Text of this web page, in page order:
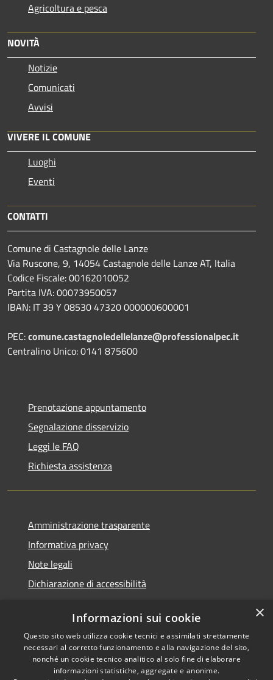
Agricoltura e pesca
NOVITÀ
Notizie
Comunicati
Avvisi
VIVERE IL COMUNE
Luoghi
Eventi
CONTATTI
Comune di Castagnole delle Lanze
Via Ruscone, 9, 14054 Castagnole delle Lanze AT, Italia
Codice Fiscale: 00162010052
Partita IVA: 00073950057
IBAN: IT 39 Y 08530 47320 000000600001
PEC:comune.castagnoledellelanze@professionalpec.it
Centralino Unico: 0141 875600
Prenotazione appuntamento
Segnalazione disservizio
Leggi le FAQ
Richiesta assistenza
Amministrazione trasparente
Informativa privacy
Note legali
Dichiarazione di accessibilità
RSS
Accessibilità
Comune convenzionato
Astigov
×
Informazioni sui cookie
Questo sito web utilizza cookie tecnici e assimilati strettamente
necessari al corretto funzionamento e alla navigazione del sito,
nonché un cookie tecnico analitico al solo fine di elaborare
informazioni statistiche, aggregate e anonime.